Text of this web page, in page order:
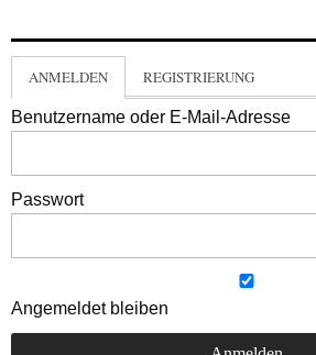
ANMELDEN REGISTRIERUNG
Benutzername oder E-Mail-Adresse
Passwort
Angemeldet bleiben